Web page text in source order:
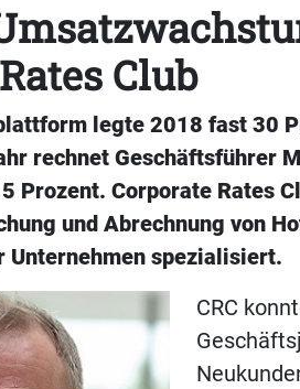
Club
legte 2018 fast 30
rechnet Geschäftsführer
Prozent. Corporate Rates
und Abrechnung von
Unternehmen spezialisiert.
CRC